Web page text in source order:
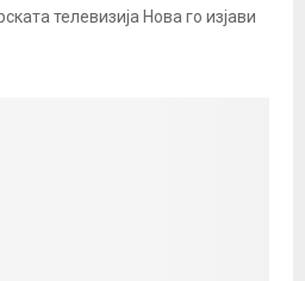
телевизија Нова го изјави